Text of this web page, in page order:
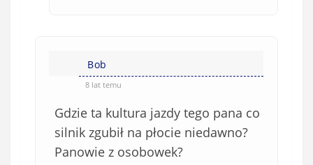
Bob
8 lat temu
Gdzie ta kultura jazdy tego pana co
silnik zgubił na płocie niedawno?
Panowie z osobowek?